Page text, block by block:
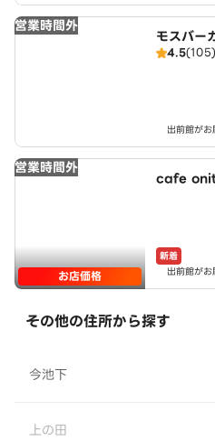
営業時間外
モスバ
4.5(105)
出前館が
営業時間外
お店価格
cafe
新着
出前館が
その他の住所から探す
今池下
上の田